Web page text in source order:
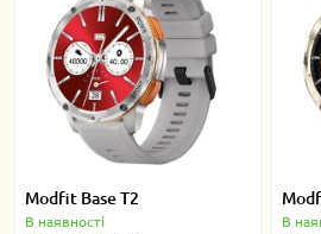
Modfit Base T2
В наявності В